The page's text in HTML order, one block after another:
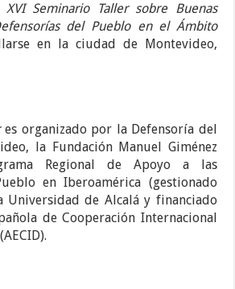
XVI Seminario Taller sobre Buenas
del Pueblo en el Ámbito
en la ciudad de Montevideo,
es organizado por la Defensoría del
la Fundación Manuel Giménez
Regional de Apoyo a las
en Iberoamérica (gestionado
Universidad de Alcalá y financiado
de Cooperación Internacional